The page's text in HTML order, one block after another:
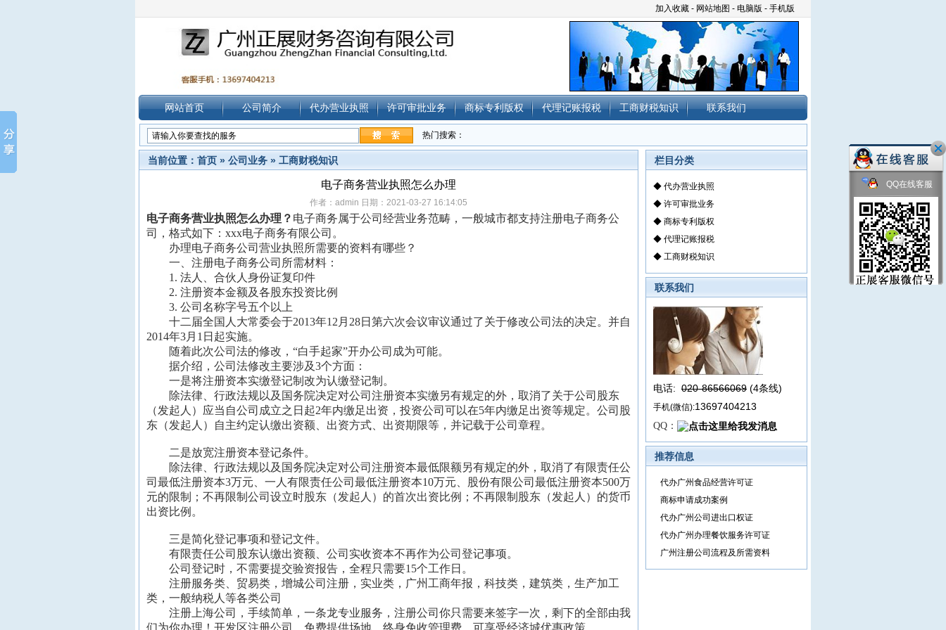
加入收藏 - 网站地图 - 电脑版 - 手机版
网站首页 公司简介 代办营业执照 许可审批业务 商标专利版权 代理记账报税 工商财税知识 联系我们
热门搜索：
当前位置： 首页 » 公司业务 » 工商财税知识
电子商务营业执照怎么办理
作者：admin 日期：2021-03-27 16:14:05
电子商务营业执照怎么办理？ 电子商务属于公司经营业务范畴，一般城市都支持注册电子商务公
司，格式如下：xxx电子商务有限公司。
办理电子商务公司营业执照所需要的资料有哪些？
一、注册电子商务公司所需材料：
1. 法人、合伙人身份证复印件
2. 注册资本金额及各股东投资比例
3. 公司名称字号五个以上
十二届全国人大常委会于2013年12月28日第六次会议审议通过了关于修改公司法的决定。并自
2014年3月1日起实施。
随着此次公司法的修改，“白手起家”开办公司成为可能。
据介绍，公司法修改主要涉及3个方面：
一是将注册资本实缴登记制改为认缴登记制。
除法律、行政法规以及国务院决定对公司注册资本实缴另有规定的外，取消了关于公司股东
（发起人）应当自公司成立之日起2年内缴足出资，投资公司可以在5年内缴足出资等规定。公司股
东（发起人）自主约定认缴出资额、出资方式、出资期限等，并记载于公司章程。
二是放宽注册资本登记条件。
除法律、行政法规以及国务院决定对公司注册资本最低限额另有规定的外，取消了有限责任公
司最低注册资本3万元、一人有限责任公司最低注册资本10万元、股份有限公司最低注册资本500万
元的限制；不再限制公司设立时股东（发起人）的首次出资比例；不再限制股东（发起人）的货币
出资比例。
三是简化登记事项和登记文件。
有限责任公司股东认缴出资额、公司实收资本不再作为公司登记事项。
公司登记时，不需要提交验资报告，全程只需要15个工作日。
注册服务类、贸易类， 增城公司注册 ，实业类， 广州工商年报 ，科技类，建筑类，生产加工
类，一般纳税人等各类公司
注册上海公司，手续简单，一条龙专业服务，注册公司你只需要来签字一次，剩下的全部由我
们为你办理！开发区注册公司，免费提供场地，终身免收管理费，可享受经济城优惠政策。
栏目分类
◆ 代办营业执照
◆ 许可审批业务
◆ 商标专利版权
◆ 代理记账报税
◆ 工商财税知识
联系我们
电话: 020-86566069 (4条线)
手机(微信):13697404213
QQ：
推荐信息
代办广州食品经营许可证
商标申请成功案例
代办广州公司进出口权证
代办广州办理餐饮服务许可证
广州注册公司流程及所需资料
QQ在线客服